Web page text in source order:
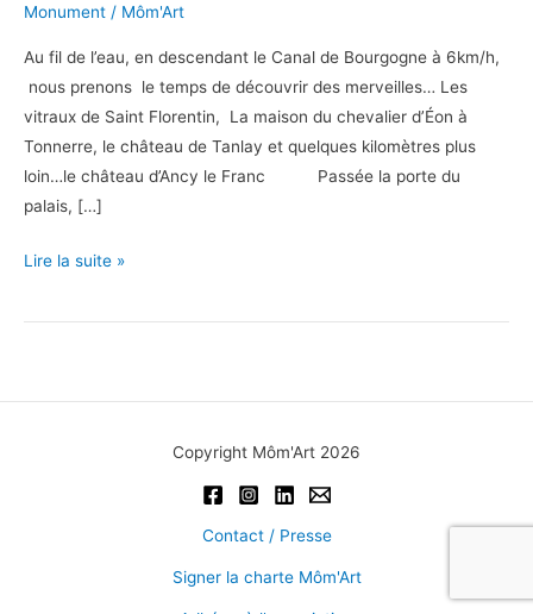
Monument / Môm'Art
Au fil de l’eau, en descendant le Canal de Bourgogne à 6km/h,
nous prenons le temps de découvrir des merveilles… Les
vitraux de Saint Florentin, La maison du chevalier d’Éon à
Tonnerre, le château de Tanlay et quelques kilomètres plus
loin…le château d’Ancy le Franc Passée la porte du
palais, […]
Un
italien
Renaissance
Lire la suite »
Copyright Môm'Art 2026
Contact / Presse
Signer la charte Môm'Art